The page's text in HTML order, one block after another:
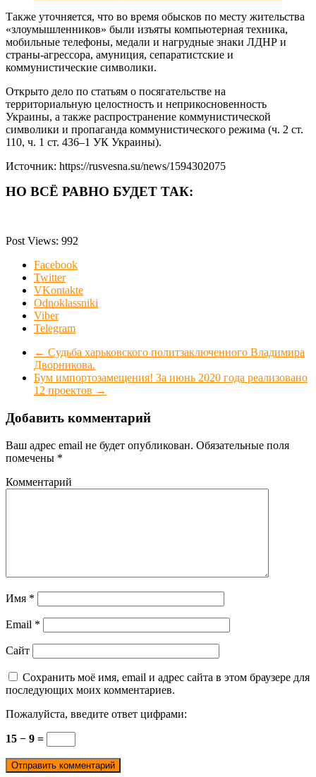
Также уточняется, что во время обысков по месту жительства
«злоумышленников» были изъяты компьютерная техника,
мобильные телефоны, медали и нагрудные знаки ЛДНР и
страны-агрессора, амуниция, сепаратистские и
коммунистические символики.
Открыто дело по статьям о посягательстве на
территориальную целостность и неприкосновенность
Украины, а также распространение коммунистической
символики и пропаганда коммунистического режима (ч. 2 ст.
110, ч. 1 ст. 436–1 УК Украины).
Источник: https://rusvesna.su/news/1594302075
НО ВСЁ РАВНО БУДЕТ ТАК:
Post Views: 992
Facebook
Twitter
VKontakte
Odnoklassniki
Viber
Telegram
← Судьба харьковского политзаключенного Владимира
Дворникова.
Бум импортозамещения! За июнь 2020 года реализовано
12 проектов →
Добавить комментарий
Ваш адрес email не будет опубликован. Обязательные поля
помечены *
Комментарий
Имя *
Email *
Сайт
Сохранить моё имя, email и адрес сайта в этом браузере для
последующих моих комментариев.
Пожалуйста, введите ответ цифрами:
15 − 9 =